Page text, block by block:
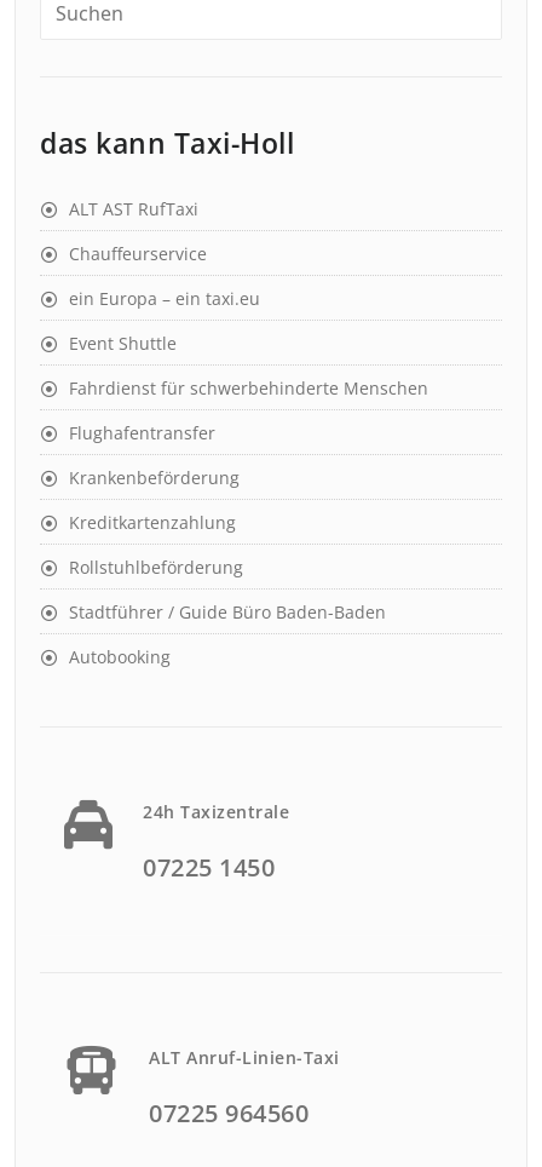
das kann Taxi-Holl
ALT AST RufTaxi
Chauffeurservice
ein Europa – ein taxi.eu
Event Shuttle
Fahrdienst für schwerbehinderte Menschen
Flughafentransfer
Krankenbeförderung
Kreditkartenzahlung
Rollstuhlbeförderung
Stadtführer / Guide Büro Baden-Baden
Autobooking
24h Taxizentrale
07225 1450
ALT Anruf-Linien-Taxi
07225 964560